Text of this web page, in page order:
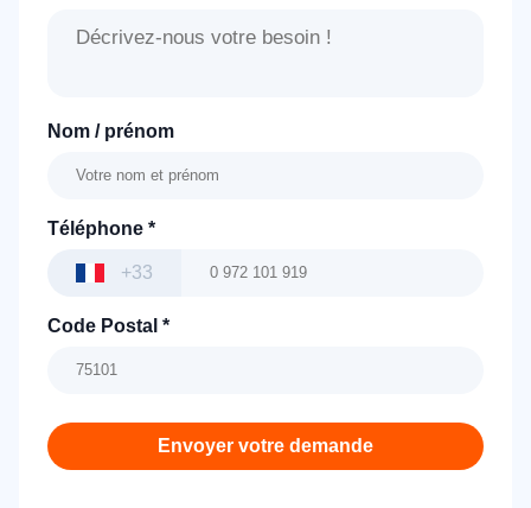
Nom / prénom
Téléphone *
+33
Code Postal *
Envoyer votre demande